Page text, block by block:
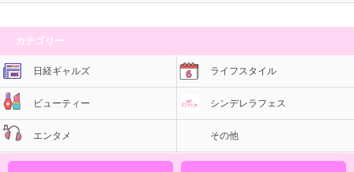
カテゴリー
日経ギャルズ ライフスタイル
ビューティー シンデレラフェス
エンタメ その他